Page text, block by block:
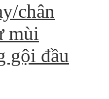
chân
mùi
gội đầu